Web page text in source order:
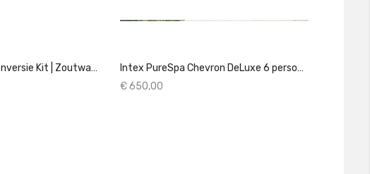
Intex Zoutwater Conversie Kit | Zoutwatersysteem
Intex PureSpa Chevron DeLuxe 6 personen
€ 650,00